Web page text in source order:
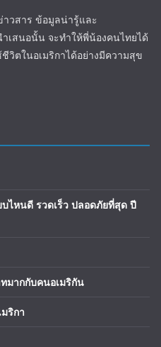
าวสาร ข้อมูลน่ารู้และ
เสนอนั้น จะทำให้พี่น้องคนไทยได้
วิตในอเมริกาได้อย่างมีความสุข
ไหนดี รวดเร็ว ปลอดภัยที่สุด ปี
มากกับคนอเมริกัน
ริกา